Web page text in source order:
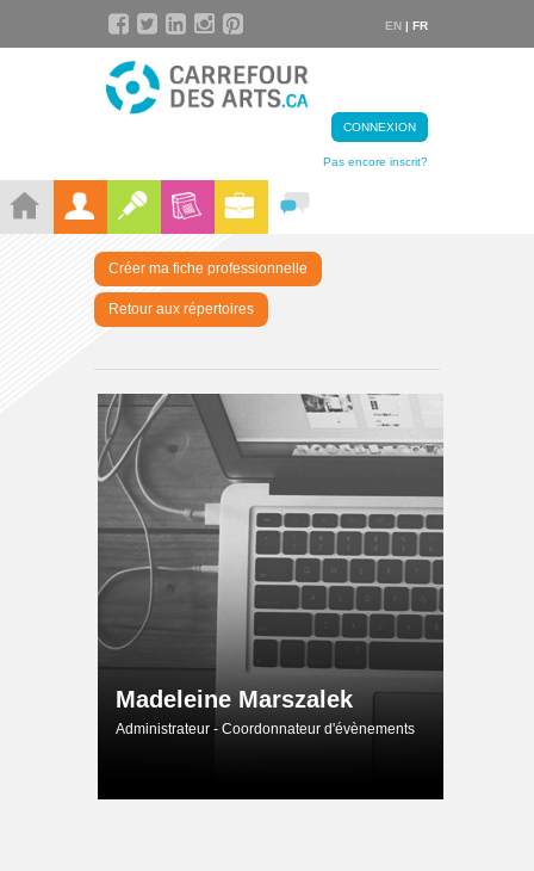
EN | FR
CONNEXION
Pas encore inscrit?
Créer ma fiche professionnelle
Retour aux répertoires
Madeleine Marszalek
Administrateur - Coordonnateur d'évènements